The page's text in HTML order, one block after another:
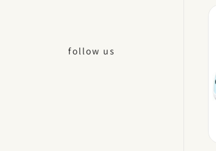
follow us